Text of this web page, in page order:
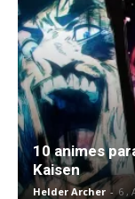
10 animes
Kaisen
Helder Archer - 6 ,